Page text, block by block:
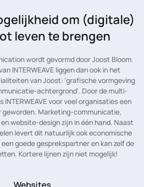
om (digitale)
leven te brengen
wordt gevormd door Joost Bloom.
INTERWEAVE liggen dan ook in het
van Joost: 'grafische vormgeving
achtergrond'. Door de multi-
voor veel organisaties een
Marketing-communicatie,
website-design zijn in één hand. Naast
levert dit natuurlijk ook economische
goede gesprekspartner en kan zelf de
Kortere lijnen zijn niet mogelijk!